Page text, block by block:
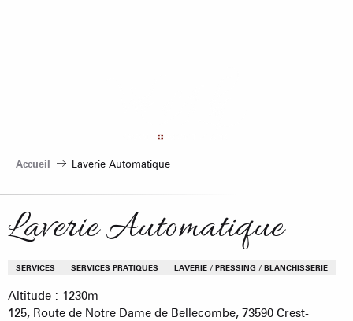
Accueil Laverie Automatique
Laverie Automatique
SERVICES SERVICES PRATIQUES LAVERIE / PRESSING / BLANCHISSERIE
Altitude : 1230m
125, Route de Notre Dame de Bellecombe, 73590 Crest-